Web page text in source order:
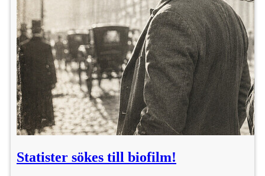
Statister sökes till biofilm!